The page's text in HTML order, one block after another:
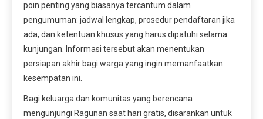
poin penting yang biasanya tercantum dalam
pengumuman: jadwal lengkap, prosedur pendaftaran jika
ada, dan ketentuan khusus yang harus dipatuhi selama
kunjungan. Informasi tersebut akan menentukan
persiapan akhir bagi warga yang ingin memanfaatkan
kesempatan ini.
Bagi keluarga dan komunitas yang berencana
mengunjungi Ragunan saat hari gratis, disarankan untuk